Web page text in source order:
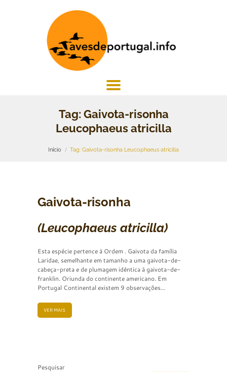
Tag: Gaivota-risonha
Leucophaeus atricilla
Início Tag: Gaivota-risonha Leucophaeus atricilla
Gaivota-risonha
(Leucophaeus atricilla)
Esta espécie pertence à Ordem . Gaivota da família
Laridae, semelhante em tamanho a uma gaivota-de-
cabeça-preta e de plumagem idêntica à gaivota-de-
franklin. Oriunda do continente americano. Em
Portugal Continental existem 9 observações...
VER MAIS
Pesquisar